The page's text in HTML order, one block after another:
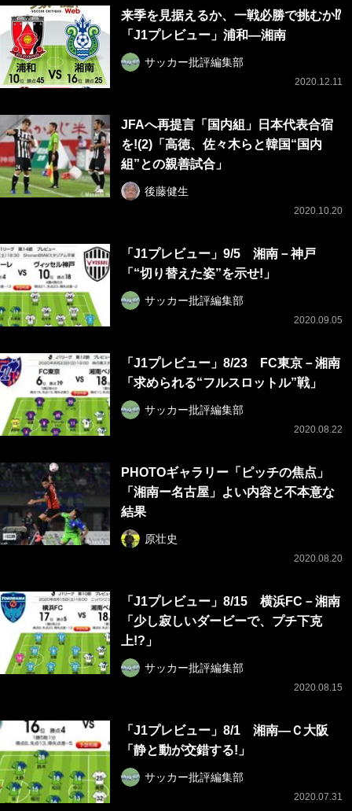
来季を見据えるか、一戦必勝で挑むか⁉
「J1プレビュー」浦和―湘南
サッカー批評編集部
2020.12.11
JFAへ再提言「国内組」日本代表合宿
を!(2)「高徳、佐々木らと韓国“国内
組”との親善試合」
後藤健生
2020.10.20
「J1プレビュー」9/5 湘南－神戸
「“切り替えた姿”を示せ!」
サッカー批評編集部
2020.09.05
「J1プレビュー」8/23 FC東京－湘南
「求められる“フルスロットル”戦」
サッカー批評編集部
2020.08.22
PHOTOギャラリー「ピッチの焦点」
「湘南ー名古屋」よい内容と不本意な
結果
原壮史
2020.08.20
「J1プレビュー」8/15 横浜FC－湘南
「少し寂しいダービーで、プチ下克
上!?」
サッカー批評編集部
2020.08.15
「J1プレビュー」8/1 湘南―Ｃ大阪
「静と動が交錯する!」
サッカー批評編集部
2020.07.31